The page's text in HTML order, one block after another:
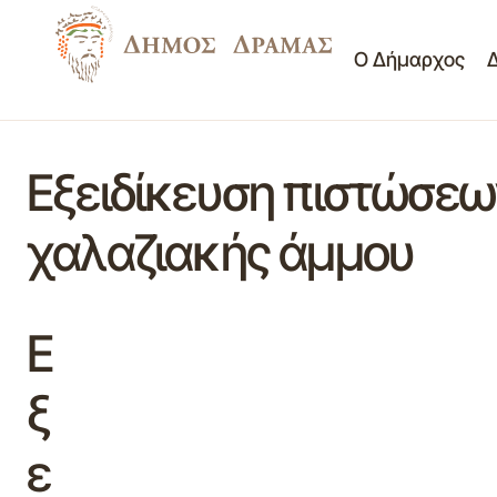
Ο Δήμαρχος
Εξειδίκευση
χαλαζιακής άμμου
Ε
ξ
ε